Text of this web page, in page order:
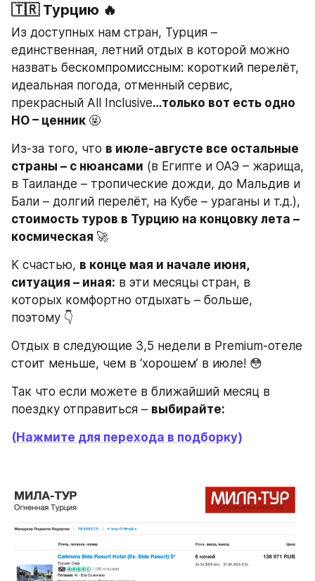
🇹🇷 Турцию 🔥
Из доступных нам стран, Турция –
единственная, летний отдых в которой можно
назвать бескомпромиссным: короткий перелёт,
идеальная погода, отменный сервис,
прекрасный All Inclusive…только вот есть одно
НО – ценник 🤬
Из-за того, что в июле-августе все остальные
страны – с нюансами (в Египте и ОАЭ – жарища,
в Таиланде – тропические дожди, до Мальдив и
стоимость туров в Турцию на концовку лета –
космическая 🚀
К счастью, в конце мая и начале июня,
ситуация – иная: в эти месяцы стран, в
которых комфортно отдыхать – больше,
поэтому 👇
Отдых в следующие 3,5 недели в Premium-отеле
стоит меньше, чем в ‘хорошем’ в июле! 😳
Так что если можете в ближайший месяц в
поездку отправиться – выбирайте:
(Нажмите для перехода в подборку)